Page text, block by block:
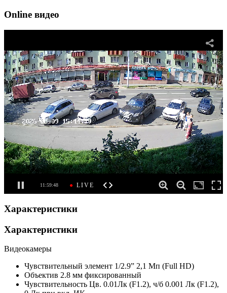
Online видео
Характеристики
Характеристики
Видеокамеры
Чувствительный элемент 1/2.9” 2,1 Мп (Full HD)
Объектив 2.8 мм фиксированный
Чувствительность Цв. 0.01Лк (F1.2), ч/б 0.001 Лк (F1.2),